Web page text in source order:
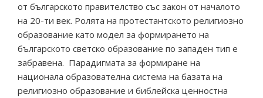
от българското правителство със закон от началото
на 20-ти век. Ролята на протестантското религиозно
образование като модел за формирането на
българското светско образование по западен тип е
забравена. Парадигмата за формиране на
национала образователна система на базата на
религиозно образование и библейска ценностна